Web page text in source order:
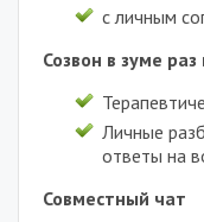
с личным
Созвон в зуме
Личные
ответы на
Совместный чат